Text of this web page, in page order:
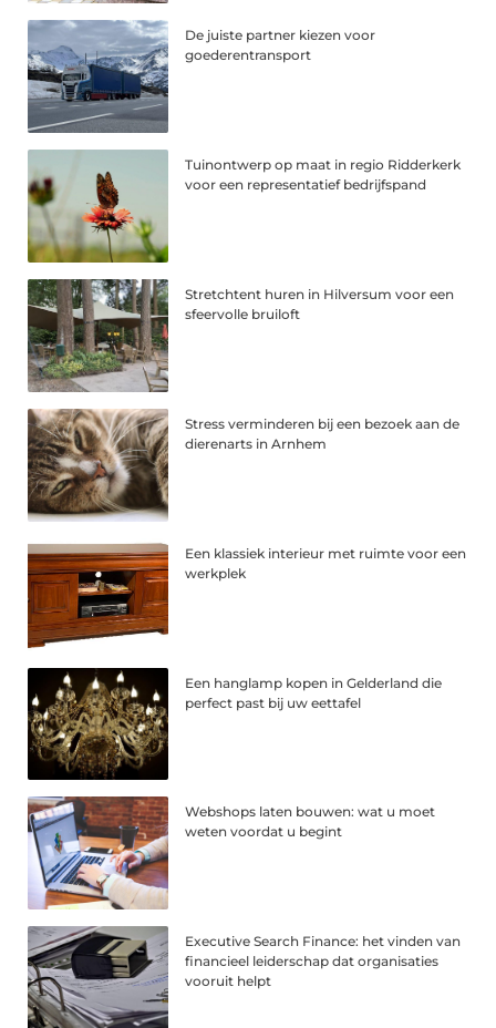
De juiste partner kiezen voor
goederentransport
Tuinontwerp op maat in regio Ridderkerk
voor een representatief bedrijfspand
Stretchtent huren in Hilversum voor een
sfeervolle bruiloft
Stress verminderen bij een bezoek aan de
dierenarts in Arnhem
Een klassiek interieur met ruimte voor een
werkplek
Een hanglamp kopen in Gelderland die
perfect past bij uw eettafel
Webshops laten bouwen: wat u moet
weten voordat u begint
Executive Search Finance: het vinden van
financieel leiderschap dat organisaties
vooruit helpt